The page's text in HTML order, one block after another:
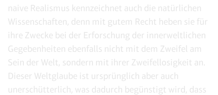
naive Realismus kennzeichnet auch die natürlichen
Wissenschaften, denn mit gutem Recht heben sie für
ihre Zwecke bei der Erforschung der innerweltlichen
Gegebenheiten ebenfalls nicht mit dem Zweifel am
Sein der Welt, sondern mit ihrer Zweifellosigkeit an.
Dieser Weltglaube ist ursprünglich aber auch
unerschütterlich, was dadurch begünstigt wird, dass